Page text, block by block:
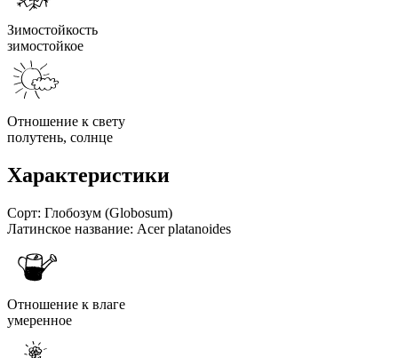
Зимостойкость
зимостойкое
Отношение к свету
полутень, солнце
Характеристики
Сорт: Глобозум (Globosum)
Латинское название: Acer platanoides
Отношение к влаге
умеренное